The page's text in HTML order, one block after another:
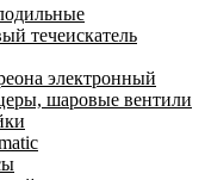
течеискатель
электронный
шаровые вентили